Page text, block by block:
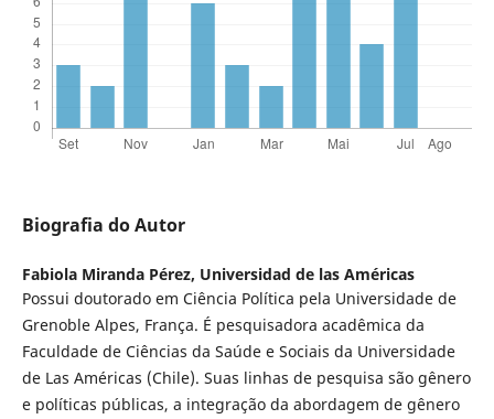
Biografia do Autor
Fabiola Miranda Pérez, Universidad de las Américas
Possui doutorado em Ciência Política pela Universidade de
Grenoble Alpes, França. É pesquisadora acadêmica da
Faculdade de Ciências da Saúde e Sociais da Universidade
de Las Américas (Chile). Suas linhas de pesquisa são gênero
e políticas públicas, a integração da abordagem de gênero